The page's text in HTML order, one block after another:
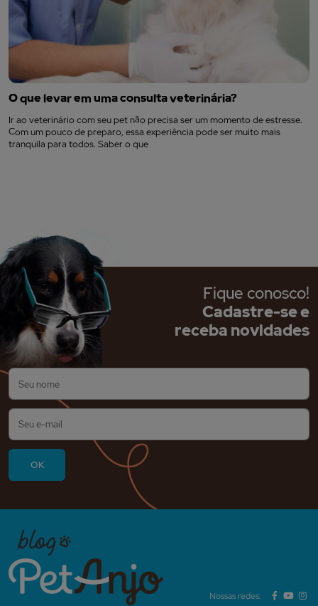
O que levar em uma consulta veterinária?
Ir ao veterinário com seu pet não precisa ser um momento de estresse.
Com um pouco de preparo, essa experiência pode ser muito mais
tranquila para todos. Saber o que
Fique conosco!
Cadastre-se e
receba novidades
Nossas redes: